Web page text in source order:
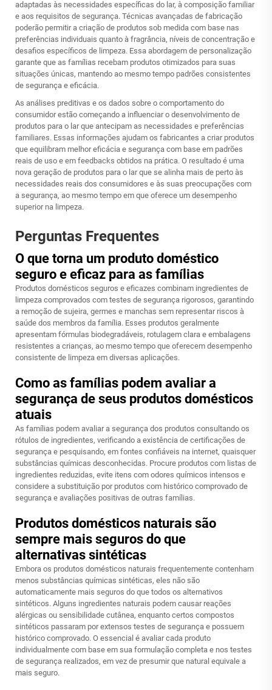
adaptadas às necessidades específicas do lar, à composição familiar
e aos requisitos de segurança. Técnicas avançadas de fabricação
poderão permitir a criação de produtos sob medida com base nas
preferências individuais quanto à fragrância, níveis de concentração e
desafios específicos de limpeza. Essa abordagem de personalização
garante que as famílias recebam produtos otimizados para suas
situações únicas, mantendo ao mesmo tempo padrões consistentes
de segurança e eficácia.
As análises preditivas e os dados sobre o comportamento do
consumidor estão começando a influenciar o desenvolvimento de
produtos para o lar que antecipam as necessidades e preferências
familiares. Essas informações ajudam os fabricantes a criar produtos
que equilibram melhor eficácia e segurança com base em padrões
reais de uso e em feedbacks obtidos na prática. O resultado é uma
nova geração de produtos para o lar que se alinha mais de perto às
necessidades reais dos consumidores e às suas preocupações com
a segurança, ao mesmo tempo em que oferece um desempenho
superior na limpeza.
Perguntas Frequentes
O que torna um produto doméstico
seguro e eficaz para as famílias
Produtos domésticos seguros e eficazes combinam ingredientes de
limpeza comprovados com testes de segurança rigorosos, garantindo
a remoção de sujeira, germes e manchas sem representar riscos à
saúde dos membros da família. Esses produtos geralmente
apresentam fórmulas biodegradáveis, rotulagem clara e embalagens
resistentes a crianças, ao mesmo tempo que oferecem desempenho
consistente de limpeza em diversas aplicações.
Como as famílias podem avaliar a
segurança de seus produtos domésticos
atuais
As famílias podem avaliar a segurança dos produtos consultando os
rótulos de ingredientes, verificando a existência de certificações de
segurança e pesquisando, em fontes confiáveis na internet, quaisquer
substâncias químicas desconhecidas. Procure produtos com listas de
ingredientes reduzidas, evite itens com odores químicos intensos e
considere a substituição por produtos com histórico comprovado de
segurança e avaliações positivas de outras famílias.
Produtos domésticos naturais são
sempre mais seguros do que
alternativas sintéticas
Embora os produtos domésticos naturais frequentemente contenham
menos substâncias químicas sintéticas, eles não são
automaticamente mais seguros do que todos os alternativos
sintéticos. Alguns ingredientes naturais podem causar reações
alérgicas ou sensibilidade cutânea, enquanto certos compostos
sintéticos passaram por extensos testes de segurança e possuem
histórico comprovado. O essencial é avaliar cada produto
individualmente com base em sua formulação completa e nos testes
de segurança realizados, em vez de presumir que natural equivale a
mais seguro.